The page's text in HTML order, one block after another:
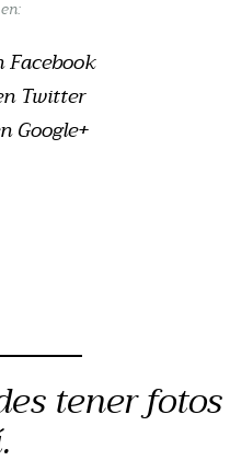
Facebook
Twitter
Google+
tener fotos